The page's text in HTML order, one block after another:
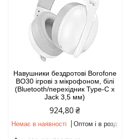
Навушники бездротові Borofone
BO30 ігрові з мікрофоном, білі
(Bluetooth/перехідник Type-C х
Jack 3,5 мм)
924,80 ₴
Немає в наявності Оптом і в роздріб